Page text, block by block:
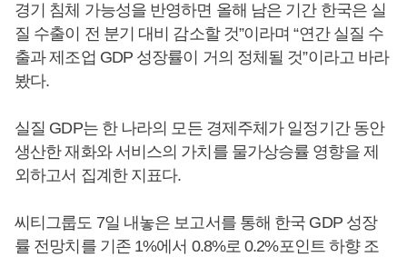
경기 침체 가능성을 반영하면 올해 남은 기간 한국은 실
질 수출이 전 분기 대비 감소할 것”이라며 “연간 실질 수
출과 제조업 GDP 성장률이 거의 정체될 것”이라고 바라
봤다.
실질 GDP는 한 나라의 모든 경제주체가 일정기간 동안
생산한 재화와 서비스의 가치를 물가상승률 영향을 제
외하고서 집계한 지표다.
씨티그룹도 7일 내놓은 보고서를 통해 한국 GDP 성장
률 전망치를 기존 1%에서 0.8%로 0.2%포인트 하향 조